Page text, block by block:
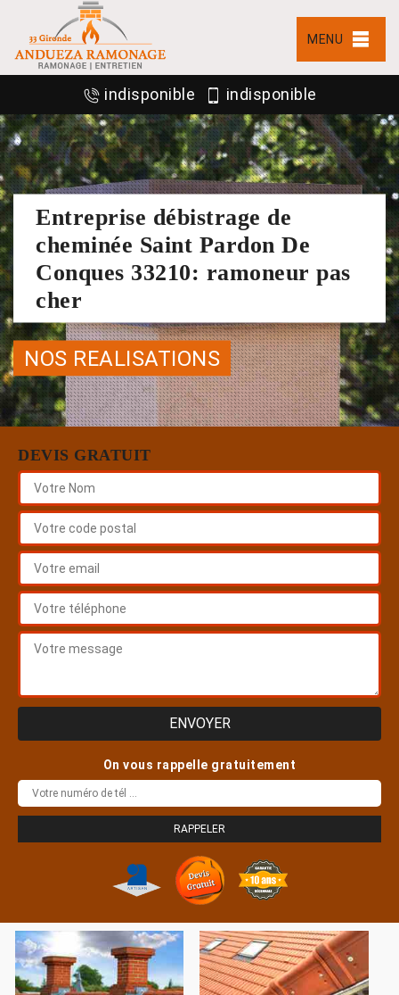
MENU
indisponible indisponible
Entreprise débistrage de
cheminée Saint Pardon De
Conques 33210: ramoneur pas
cher
NOS REALISATIONS
DEVIS GRATUIT
On vous rappelle gratuitement